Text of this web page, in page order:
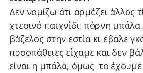
Δεν νομίζω ότι αρμόζει άλλος
χτεσινό παιχνίδι: πόρνη
βάζελος στην εστία κι έβαλε
προσπάθειες είχαμε και δεν
είναι η μπάλα, όμως, το έχουμε